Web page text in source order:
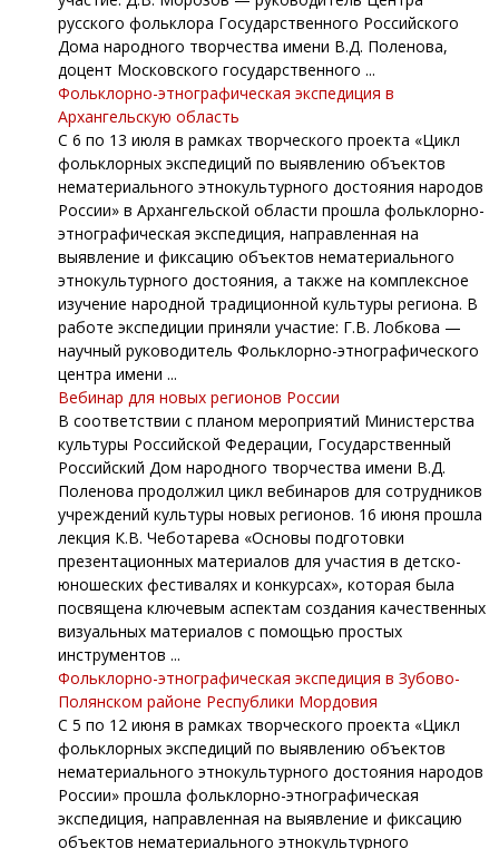
русского фольклора Государственного Российского
Дома народного творчества имени В.Д. Поленова,
доцент Московского государственного ...
Фольклорно-этнографическая экспедиция в
Архангельскую область
С 6 по 13 июля в рамках творческого проекта «Цикл
фольклорных экспедиций по выявлению объектов
нематериального этнокультурного достояния народов
России» в Архангельской области прошла фольклорно-
этнографическая экспедиция, направленная на
выявление и фиксацию объектов нематериального
этнокультурного достояния, а также на комплексное
изучение народной традиционной культуры региона. В
работе экспедиции приняли участие: Г.В. Лобкова —
научный руководитель Фольклорно-этнографического
центра имени ...
Вебинар для новых регионов России
В соответствии с планом мероприятий Министерства
культуры Российской Федерации, Государственный
Российский Дом народного творчества имени В.Д.
Поленова продолжил цикл вебинаров для сотрудников
учреждений культуры новых регионов. 16 июня прошла
лекция К.В. Чеботарева «Основы подготовки
презентационных материалов для участия в детско-
юношеских фестивалях и конкурсах», которая была
посвящена ключевым аспектам создания качественных
визуальных материалов с помощью простых
инструментов ...
Фольклорно-этнографическая экспедиция в Зубово-
Полянском районе Республики Мордовия
С 5 по 12 июня в рамках творческого проекта «Цикл
фольклорных экспедиций по выявлению объектов
нематериального этнокультурного достояния народов
России» прошла фольклорно-этнографическая
экспедиция, направленная на выявление и фиксацию
объектов нематериального этнокультурного